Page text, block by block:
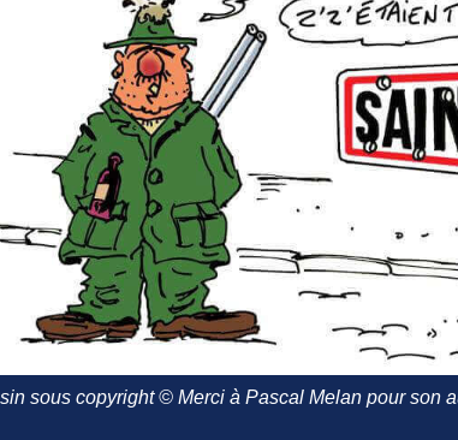
sous copyright © Merci à Pascal Melan pour son